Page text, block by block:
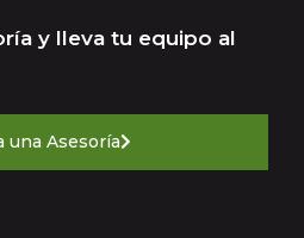
y lleva tu equipo al
una Asesoría